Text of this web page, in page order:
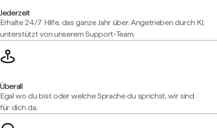
Jederzeit
Erhalte 24/7 Hilfe, das ganze Jahr über. Angetrieben durch KI,
unterstützt von unserem Support-Team.
Überall
Egal wo du bist oder welche Sprache du sprichst, wir sind
für dich da.